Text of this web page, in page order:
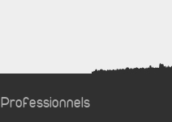
Professionnels